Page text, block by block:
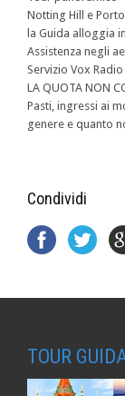
Notting Hill e
la Guida alloggia
Assistenza negli
Servizio Vox
LA QUOTA NON
Pasti, ingressi ai
genere e quanto
Condividi
TOUR